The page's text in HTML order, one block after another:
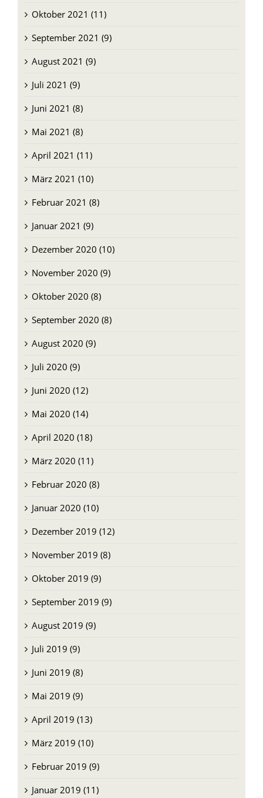
Oktober 2021 (11)
September 2021 (9)
August 2021 (9)
Juli 2021 (9)
Juni 2021 (8)
Mai 2021 (8)
April 2021 (11)
März 2021 (10)
Februar 2021 (8)
Januar 2021 (9)
Dezember 2020 (10)
November 2020 (9)
Oktober 2020 (8)
September 2020 (8)
August 2020 (9)
Juli 2020 (9)
Juni 2020 (12)
Mai 2020 (14)
April 2020 (18)
März 2020 (11)
Februar 2020 (8)
Januar 2020 (10)
Dezember 2019 (12)
November 2019 (8)
Oktober 2019 (9)
September 2019 (9)
August 2019 (9)
Juli 2019 (9)
Juni 2019 (8)
Mai 2019 (9)
April 2019 (13)
März 2019 (10)
Februar 2019 (9)
Januar 2019 (11)